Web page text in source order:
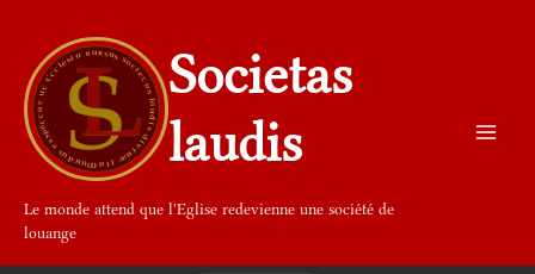
contenu
Societas
laudis
Le monde attend que l'Eglise redevienne une société de
louange